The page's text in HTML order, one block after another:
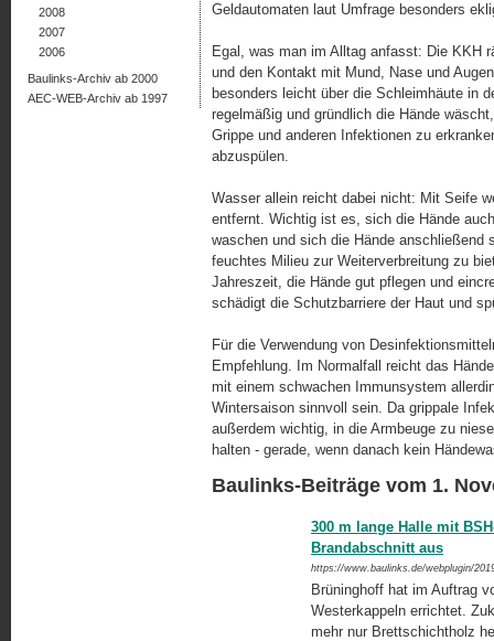
Geldautomaten laut Umfrage besonders
Egal, was man im Alltag anfasst: Die KKH
und den Kontakt mit Mund, Nase und
besonders leicht über die Schleimhäute in
regelmäßig und gründlich die Hände
Grippe und anderen Infektionen zu
abzuspülen.
Wasser allein reicht dabei nicht: Mit Seife
entfernt. Wichtig ist es, sich die Hände
waschen und sich die Hände anschließend
feuchtes Milieu zur Weiterverbreitung zu
Jahreszeit, die Hände gut pflegen und
schädigt die Schutzbarriere der Haut und
Für die Verwendung von
Empfehlung. Im Normalfall reicht das
mit einem schwachen Immunsystem
Wintersaison sinnvoll sein. Da grippale
außerdem wichtig, in die Armbeuge zu
halten - gerade, wenn danach kein
Baulinks-Beiträge vom 1.
300 m lange Halle mit
Brandabschnitt aus
https://www.baulinks.de/webplugin/
Brüninghoff hat im Auftrag
Westerkappeln errichtet.
mehr nur Brettschichtholz
2008
2007
2006
Baulinks-Archiv ab 2000
AEC-WEB-Archiv ab 1997